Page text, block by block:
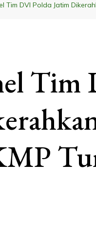
Tim DVI Polda Jatim
Tim